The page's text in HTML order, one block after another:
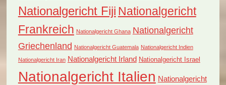
Nationalgericht Fiji Nationalgericht
Frankreich Nationalgericht Ghana Nationalgericht
Griechenland Nationalgericht Guatemala Nationalgericht Indien
Nationalgericht Iran Nationalgericht Irland Nationalgericht Israel
Nationalgericht Italien Nationalgericht